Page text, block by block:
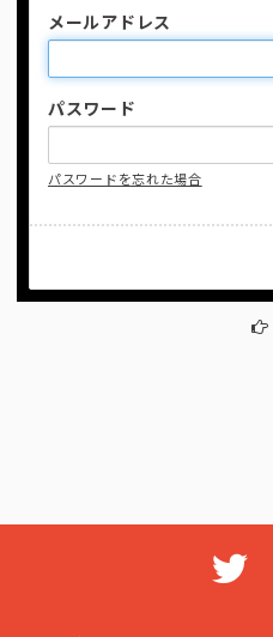
メールアドレス
パスワード
パスワードを忘れた場合